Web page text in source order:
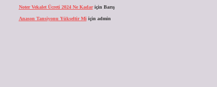
Noter Vekalet Ücreti 2024 Ne Kadariçin Barış
Anason Tansiyonu Yükseltir Mi için admin